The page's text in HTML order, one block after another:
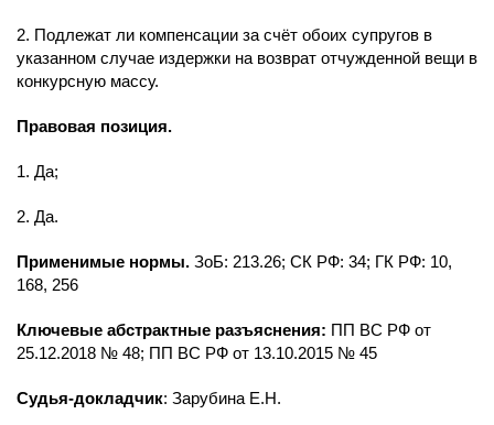
2. Подлежат ли компенсации за счёт обоих супругов в
указанном случае издержки на возврат отчужденной вещи в
конкурсную массу.
Правовая позиция.
1. Да;
2. Да.
Применимые нормы. ЗоБ: 213.26; СК РФ: 34; ГК РФ: 10,
168, 256
Ключевые абстрактные разъяснения: ПП ВС РФ от
25.12.2018 № 48; ПП ВС РФ от 13.10.2015 № 45
Судья-докладчик: Зарубина Е.Н.